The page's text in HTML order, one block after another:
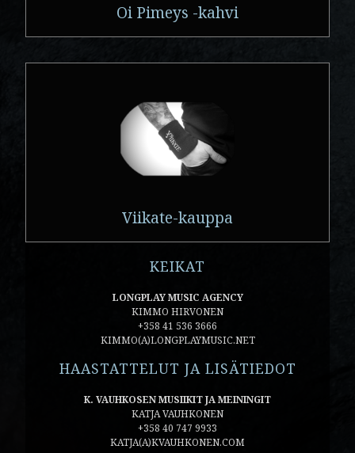
Oi Pimeys -kahvi
Viikate-kauppa
KEIKAT
LONGPLAY MUSIC AGENCY
KIMMO HIRVONEN
+358 41 536 3666
KIMMO(A)LONGPLAYMUSIC.NET
HAASTATTELUT JA LISÄTIEDOT
K. VAUHKOSEN MUSIIKIT JA MEININGIT
KATJA VAUHKONEN
+358 40 747 9933
KATJA(A)KVAUHKONEN.COM